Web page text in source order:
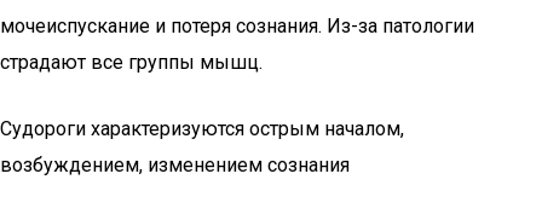
мочеиспускание и потеря сознания. Из-за патологии
страдают все группы мышц.
Судороги характеризуются острым началом,
возбуждением, изменением сознания